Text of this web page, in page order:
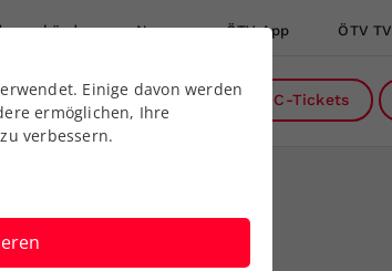
News ÖTV App ÖTV TV
Über uns DC-Tickets
Einige davon werden
ermöglichen, Ihre
verbessern.